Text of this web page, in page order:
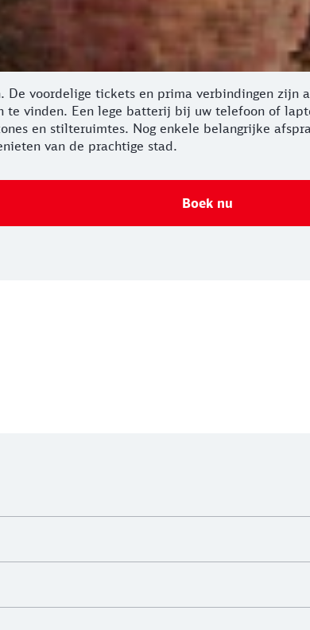
De voordelige tickets en prima verbindingen
vinden. Een lege batterij bij uw telefoon of
en stilteruimtes. Nog enkele belangrijke
van de prachtige stad.
Boek nu